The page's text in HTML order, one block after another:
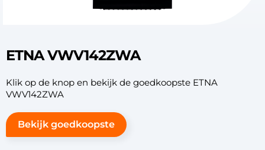
ETNA VWV142ZWA
Klik op de knop en bekijk de goedkoopste ETNA
VWV142ZWA
Bekijk goedkoopste